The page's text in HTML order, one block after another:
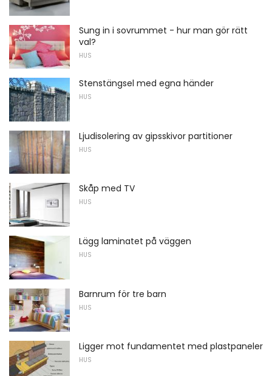
Sung in i sovrummet - hur man gör rätt
val?
HUS
Stenstängsel med egna händer
HUS
Ljudisolering av gipsskivor partitioner
HUS
Skåp med TV
HUS
Lägg laminatet på väggen
HUS
Barnrum för tre barn
HUS
Ligger mot fundamentet med plastpaneler
HUS